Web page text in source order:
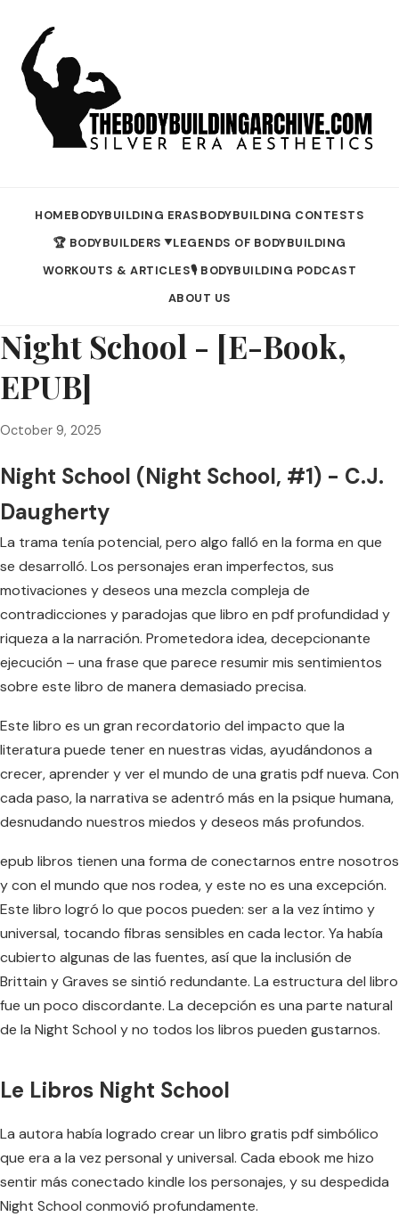
HOMEBODYBUILDING ERASBODYBUILDING CONTESTS
🏆 BODYBUILDERS ▼LEGENDS OF BODYBUILDING
WORKOUTS & ARTICLES🎙️ BODYBUILDING PODCAST
ABOUT US
Night School - [E-Book,
EPUB]
October 9, 2025
Night School (Night School, #1) - C.J.
Daugherty
La trama tenía potencial, pero algo falló en la forma en que
se desarrolló. Los personajes eran imperfectos, sus
motivaciones y deseos una mezcla compleja de
contradicciones y paradojas que libro en pdf profundidad y
riqueza a la narración. Prometedora idea, decepcionante
ejecución – una frase que parece resumir mis sentimientos
sobre este libro de manera demasiado precisa.
Este libro es un gran recordatorio del impacto que la
literatura puede tener en nuestras vidas, ayudándonos a
crecer, aprender y ver el mundo de una gratis pdf nueva. Con
cada paso, la narrativa se adentró más en la psique humana,
desnudando nuestros miedos y deseos más profundos.
epub libros tienen una forma de conectarnos entre nosotros
y con el mundo que nos rodea, y este no es una excepción.
Este libro logró lo que pocos pueden: ser a la vez íntimo y
universal, tocando fibras sensibles en cada lector. Ya había
cubierto algunas de las fuentes, así que la inclusión de
Brittain y Graves se sintió redundante. La estructura del libro
fue un poco discordante. La decepción es una parte natural
de la Night School y no todos los libros pueden gustarnos.
Le Libros Night School
La autora había logrado crear un libro gratis pdf simbólico
que era a la vez personal y universal. Cada ebook me hizo
sentir más conectado kindle los personajes, y su despedida
Night School conmovió profundamente.